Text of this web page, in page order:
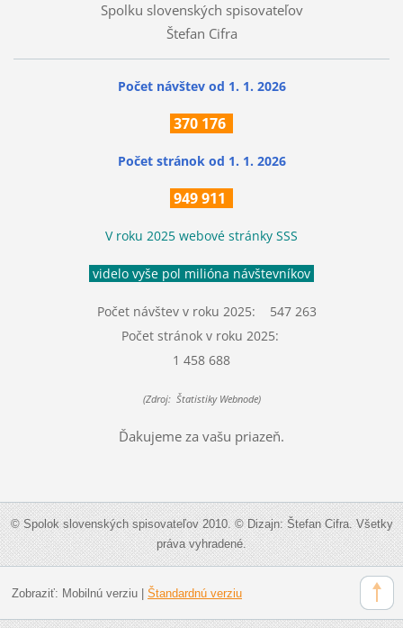
Spolku slovenských spisovateľov
Štefan Cifra
Počet návštev od 1. 1. 2026
370 176
Počet stránok od 1. 1. 2026
949 911
V roku 2025 webové stránky SSS
videlo vyše pol milióna návštevníkov
Počet návštev v roku 2025: 547 263
Počet stránok v roku 2025:
1 458 688
(Zdroj: Štatistiky Webnode)
Ďakujeme za vašu priazeň.
© Spolok slovenských spisovateľov 2010. © Dizajn: Štefan Cifra. Všetky
práva vyhradené.
Zobraziť: Mobilnú verziu| Štandardnú verziu